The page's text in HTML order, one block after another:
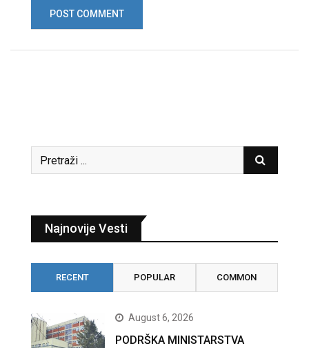
Najnovije Vesti
RECENT POPULAR COMMON
August 6, 2026
PODRŠKA MINISTARSTVA